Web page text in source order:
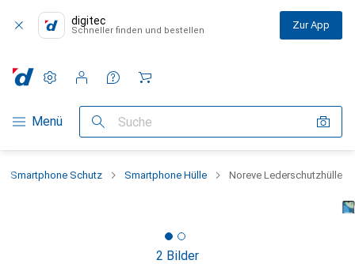
digitec
Schneller finden und bestellen Zur App
Navigation nach Kategorien
Menü Suche
Einstellungen
Kundenkonto
Vergleichslisten
Merklisten
Warenkorb
Smartphone Schutz Smartphone Hülle Noreve Lederschutzhülle
2 Bilder